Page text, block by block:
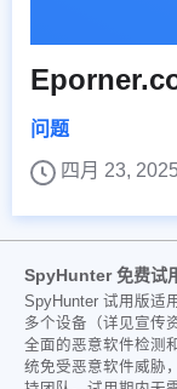
问题
四月 23,
SpyHunter 免费试
SpyHunter 试用版适
多个设备（详见宣传
全面的恶意软件检测
统免受恶意软件威胁